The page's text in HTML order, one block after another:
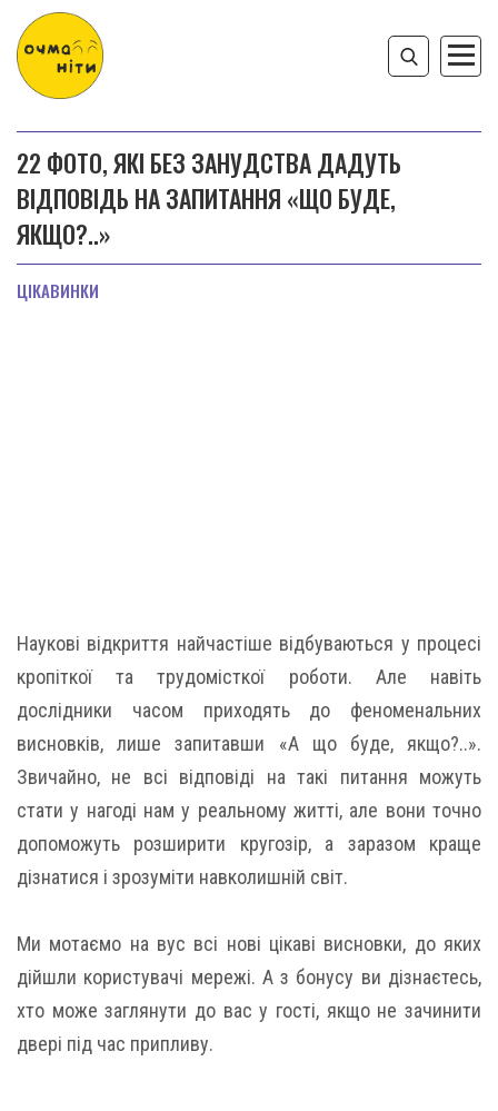
22 ФОТО, ЯКІ БЕЗ ЗАНУДСТВА ДАДУТЬ
ВІДПОВІДЬ НА ЗАПИТАННЯ «ЩО БУДЕ,
ЯКЩО?..»
ЦІКАВИНКИ
Наукові відкриття найчастіше відбуваються у процесі
кропіткої та трудомісткої роботи. Але навіть
дослідники часом приходять до феноменальних
висновків, лише запитавши «А що буде, якщо?..».
Звичайно, не всі відповіді на такі питання можуть
стати у нагоді нам у реальному житті, але вони точно
допоможуть розширити кругозір, а заразом краще
дізнатися і зрозуміти навколишній світ.
Ми мотаємо на вус всі нові цікаві висновки, до яких
дійшли користувачі мережі. А з бонусу ви дізнаєтесь,
хто може заглянути до вас у гості, якщо не зачинити
двері під час припливу.